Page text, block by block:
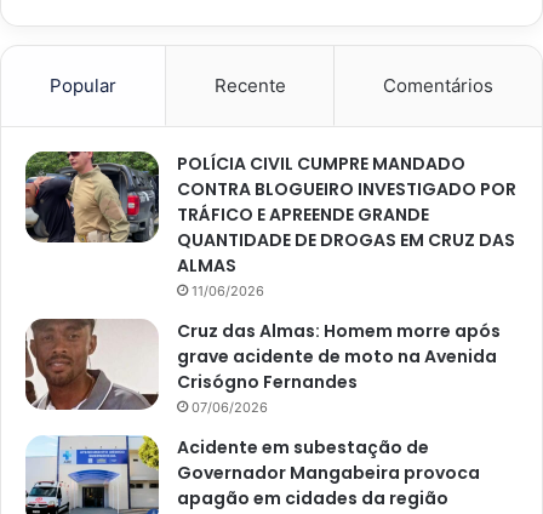
Popular Recente Comentários
POLÍCIA CIVIL CUMPRE MANDADO
CONTRA BLOGUEIRO INVESTIGADO POR
TRÁFICO E APREENDE GRANDE
QUANTIDADE DE DROGAS EM CRUZ DAS
ALMAS
11/06/2026
Cruz das Almas: Homem morre após
grave acidente de moto na Avenida
Crisógno Fernandes
07/06/2026
Acidente em subestação de
Governador Mangabeira provoca
apagão em cidades da região